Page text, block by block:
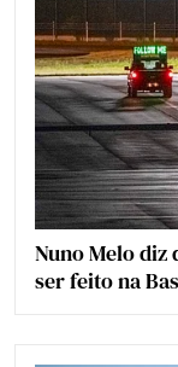
Nuno Melo diz
ser feito na